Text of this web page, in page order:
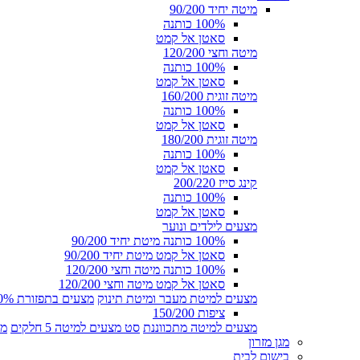
מיטה יחיד 90/200
100% כותנה
סאטן אל קמט
מיטה וחצי 120/200
100% כותנה
סאטן אל קמט
מיטה זוגית 160/200
100% כותנה
סאטן אל קמט
מיטה זוגית 180/200
100% כותנה
סאטן אל קמט
קינג סייז 200/220
100% כותנה
סאטן אל קמט
מצעים לילדים ונוער
100% כותנה מיטת יחיד 90/200
סאטן אל קמט מיטת יחיד 90/200
100% כותנה מיטה וחצי 120/200
סאטן אל קמט מיטה וחצי 120/200
מצעים למיטת מעבר ומיטת תינוק מצעים בתפזורת 100% כותנה
ציפות 150/200
מצעים למיטה מתכווננת סט מצעים למיטה 5 חלקים
מגן מזרון
בישום לבית